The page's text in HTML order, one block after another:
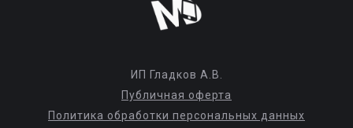
ИП Гладков А.В.
Публичная оферта
Политика обработки персональных данных